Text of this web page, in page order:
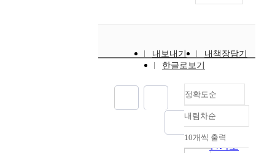
내보내기
내책장담기
한글로보기
정확도순
정확도
순
인기도
내림차순
내림차순
10개씩 출력